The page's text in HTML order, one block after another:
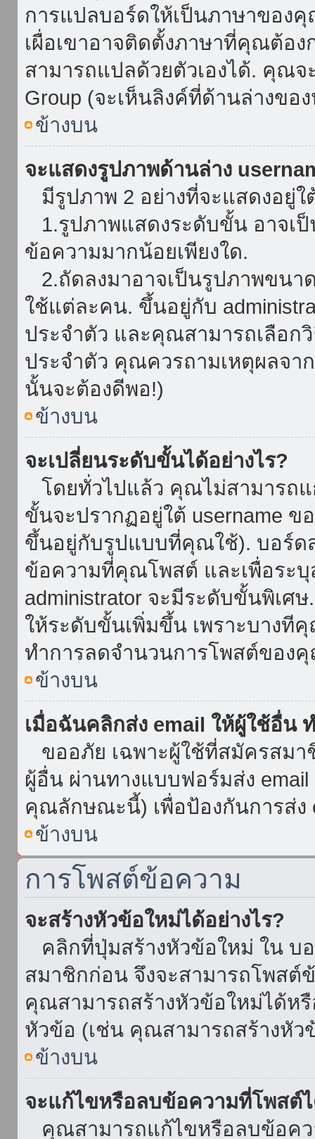
การแปลบอร์ดให้เป็นภาษาของ
เผื่อเขาอาจติดตั้งภาษาที่คุณต้อ
สามารถแปลด้วยตัวเองได้. คุณจ
Group (จะเห็นลิงค์ที่ด้านล่างขอ
ข้างบน
จะแสดงรูปภาพด้านล่าง
มีรูปภาพ 2 อย่างที่จะแสดงอยู่ใ
1.รูปภาพแสดงระดับขั้น อาจเ
ข้อความมากน้อยเพียงใด.
2.ถัดลงมาอาจเป็นรูปภาพขนา
ใช้แต่ละคน. ขึ้นอยู่กับ
ประจำตัว และคุณสามารถเลือก
ประจำตัว คุณควรถามเหตุผลจา
นั้นจะต้องดีพอ!)
ข้างบน
จะเปลี่ยนระดับขั้นได้อย่างไร?
โดยทั่วไปแล้ว คุณไม่สามารถ
ขั้นจะปรากฏอยู่ใต้ username
ขึ้นอยู่กับรูปแบบที่คุณใช้). บอร์ด
ข้อความที่คุณโพสต์ และเพื่อระบุ
administrator จะมีระดับขั้นพิเศ
ให้ระดับขั้นเพิ่มขึ้น เพราะบางที
ทำการลดจำนวนการโพสต์ของ
ข้างบน
เมื่อฉันคลิกส่ง email ให้ผู้ใช้อื่น
ขออภัย เฉพาะผู้ใช้ที่สมัครสมา
ผู้อื่น ผ่านทางแบบฟอร์มส่ง
คุณลักษณะนี้) เพื่อป้องกันการส่ง
ข้างบน
การโพสต์ข้อความ
จะสร้างหัวข้อใหม่ได้อย่างไร?
คลิกที่ปุ่มสร้างหัวข้อใหม่ ใน บ
สมาชิกก่อน จึงจะสามารถโพส
คุณสามารถสร้างหัวข้อใหม่ได้ห
หัวข้อ (เช่น คุณสามารถสร้างหั
ข้างบน
จะแก้ไขหรือลบข้อความที่โพสต์ไ
คุณสามารถแก้ไขหรือลบข้อคว